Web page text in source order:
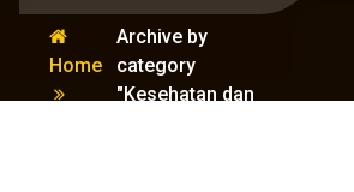
Home
Archive by
category
"Kesehatan dan